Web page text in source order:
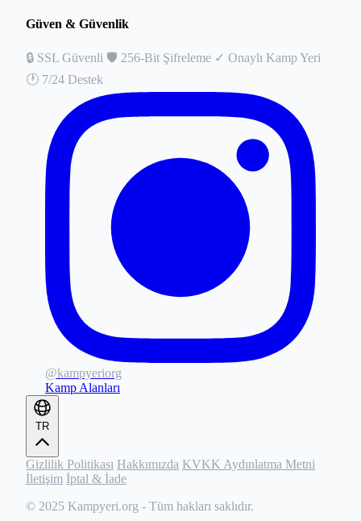
Güven & Güvenlik
🔒 SSL Güvenli 🛡️ 256-Bit Şifreleme ✓ Onaylı Kamp Yeri
🕐 7/24 Destek
@kampyeriorg
Kamp Alanları
TR
Gizlilik Politikası Hakkımızda KVKK Aydınlatma Metni
İletişim İptal & İade
© 2025 Kampyeri.org - Tüm hakları saklıdır.